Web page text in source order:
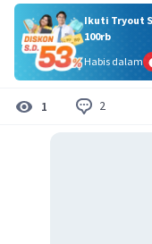
Ikuti Tryout
100rb
Habis dalam
1 2